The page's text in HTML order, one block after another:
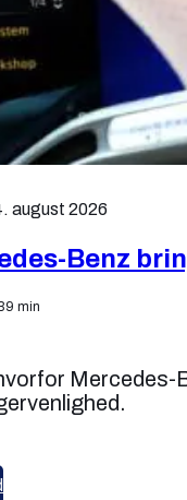
august 2026
Benz
min
Mercedes-